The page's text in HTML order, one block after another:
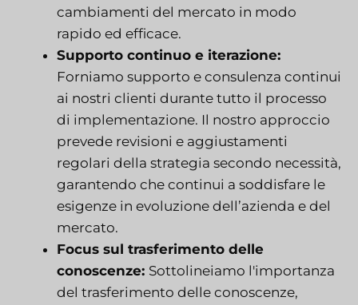
cambiamenti del mercato in modo
rapido ed efficace.
Supporto continuo e iterazione:
Forniamo supporto e consulenza continui
ai nostri clienti durante tutto il processo
di implementazione. Il nostro approccio
prevede revisioni e aggiustamenti
regolari della strategia secondo necessità,
garantendo che continui a soddisfare le
esigenze in evoluzione dell’azienda e del
mercato.
Focus sul trasferimento delle
conoscenze: Sottolineiamo l'importanza
del trasferimento delle conoscenze,